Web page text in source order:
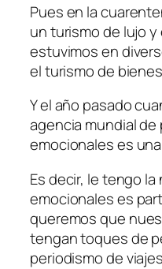
Pues en la
un turismo de lujo
estuvimos en
el turismo de
Y el año pasado
agencia mundial
emocionales es
Es decir, le tengo
emocionales es
queremos que
tengan toques de
periodismo de